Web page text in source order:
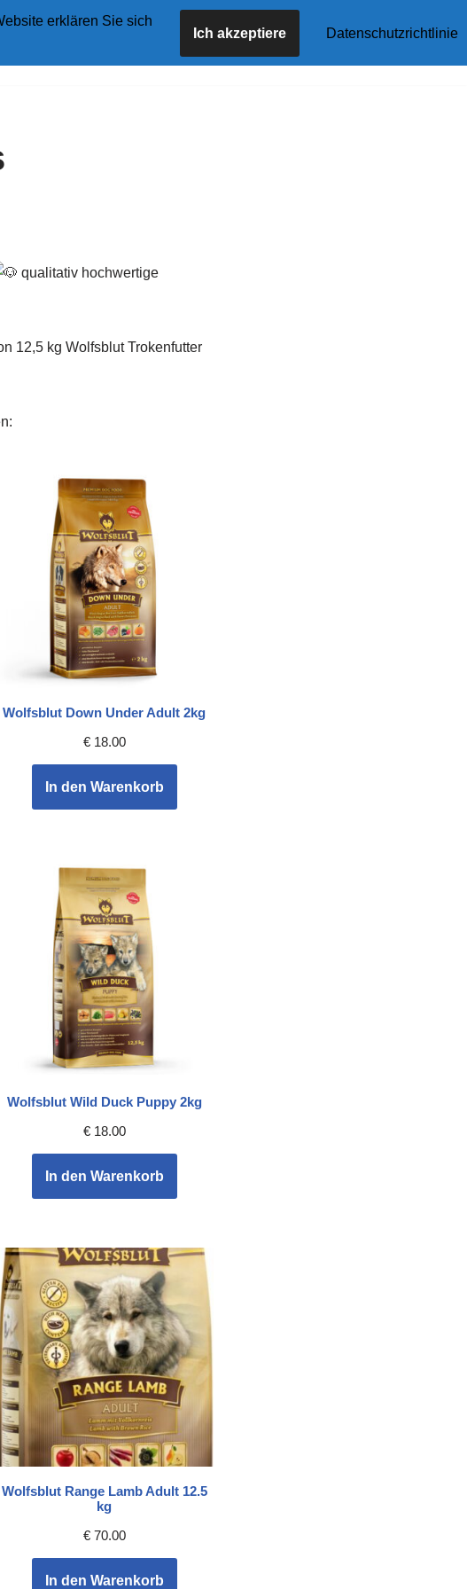
Shop Blog Kontakt
qualitativ hochwertige
12,5 kg Wolfsblut Trokenfutter
Wolfsblut Down Under Adult 2kg
€18.00
In den Warenkorb
Wolfsblut Wild Duck Puppy 2kg
€18.00
In den Warenkorb
Wolfsblut Range Lamb Adult 12.5
kg
€70.00
In den Warenkorb
erklären Sie sich
Ich akzeptiere Datenschutzrichtlinie